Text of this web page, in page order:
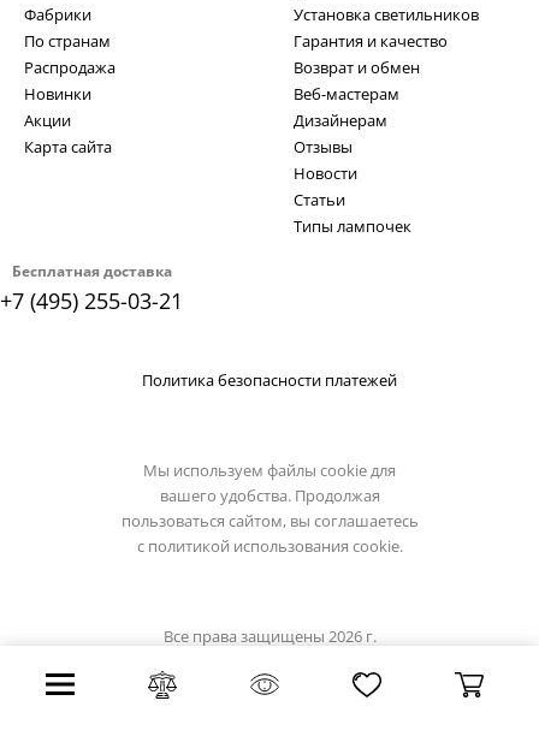
Бесплатная доставка
+7 (495) 255-03-21
Фабрики
По странам
Распродажа
Новинки
Акции
Карта сайта
Установка светильников
Гарантия и качество
Возврат и обмен
Веб-мастерам
Дизайнерам
Отзывы
Новости
Статьи
Типы лампочек
Политика безопасности платежей
Мы используем файлы cookie для
вашего удобства. Продолжая
пользоваться сайтом, вы соглашаетесь
с политикой использования cookie.
Все права защищены 2026 г.